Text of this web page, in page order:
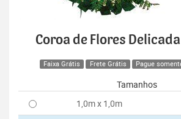
Coroa de Flores
Faixa Grátis Frete Grátis Pague
Tamanhos
1,0m x 1,0m